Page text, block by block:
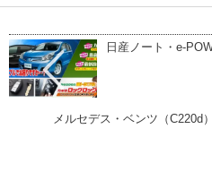
日産ノート・e-
メルセデス・ベンツ（C220d